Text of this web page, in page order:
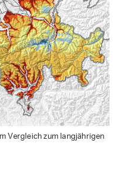
einem Grossteil des
waren, war
langjährigen Mittel am
Westen leicht
vom
davon, waren die
unterdurchschnittlich.
im Durchschnitt.